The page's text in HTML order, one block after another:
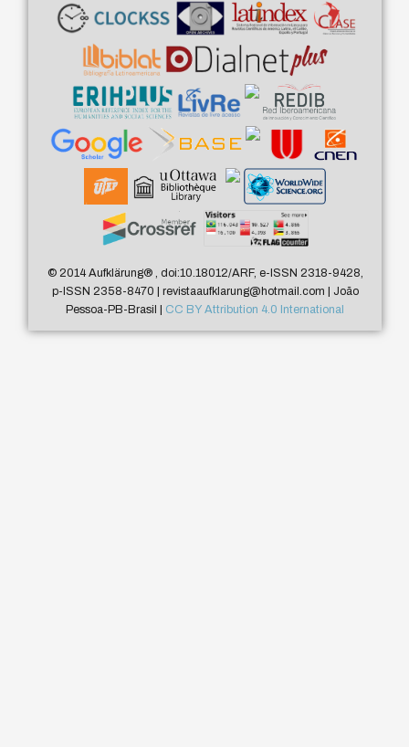
© 2014 Aufklärung®, doi:10.18012/ARF, e-ISSN 2318-9428,
p-ISSN 2358-8470 | revistaaufklarung@hotmail.com | João
Pessoa-PB-Brasil | CC BY Attribution 4.0 International